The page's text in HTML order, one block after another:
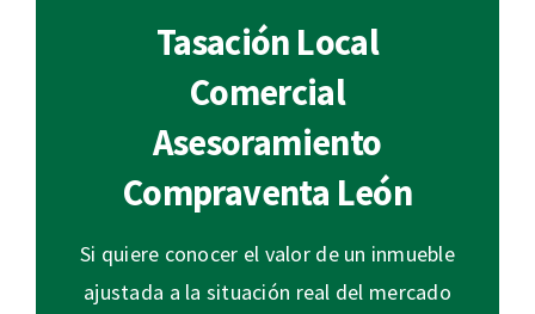
Tasación Local
Comercial
Asesoramiento
Compraventa León
Si quiere conocer el valor de un inmueble
ajustada a la situación real del mercado